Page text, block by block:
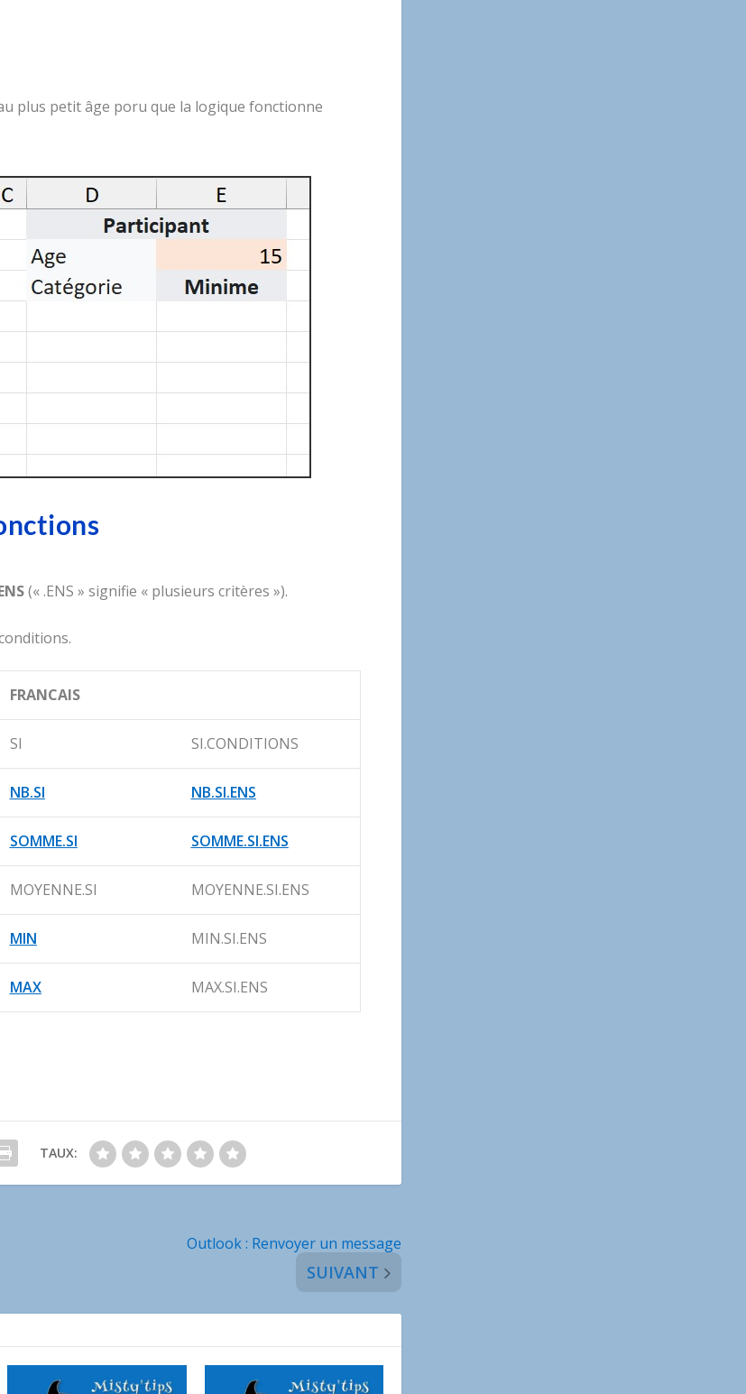
plus petit âge poru que la logique fonctionne
(« .ENS » signifie « plusieurs critères »).
FRANCAIS
SI SI.CONDITIONS
NB.SI NB.SI.ENS
SOMME.SI SOMME.SI.ENS
MOYENNE.SI MOYENNE.SI.ENS
MIN MIN.SI.ENS
MAX MAX.SI.ENS
TAUX:
Outlook : Renvoyer un message
SUIVANT